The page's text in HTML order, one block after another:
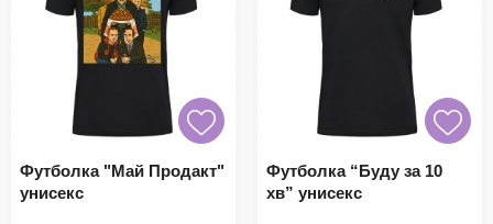
Футболка "Май Продакт"
унисекс
Футболка “Буду за 10
хв” унисекс